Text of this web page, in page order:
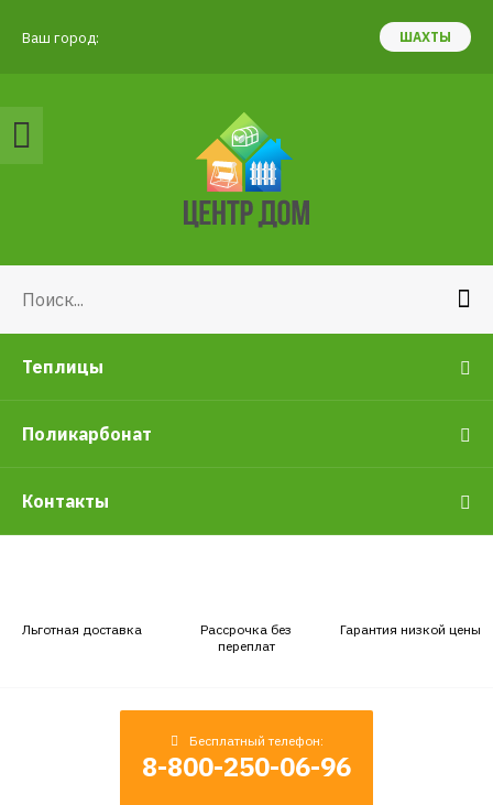
Ваш город: ШАХТЫ
Теплицы
Поликарбонат
Контакты
Льготная доставка
Рассрочка без
переплат
Гарантия низкой цены
Бесплатный телефон:
8-800-250-06-96